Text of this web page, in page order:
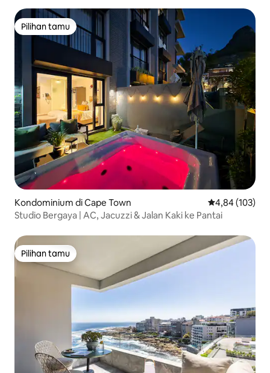
Pilihan tamu
Pilihan tamu
Kondominium di Cape Town Nilai rata-rata
4,84 (103)
Studio Bergaya | AC, Jacuzzi & Jalan Kaki ke Pantai
Pilihan tamu
Pilihan tamu